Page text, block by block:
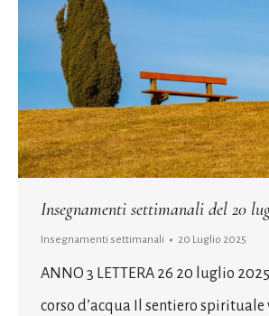
Insegnamenti settimanali del 20
Insegnamenti settimanali 20 Luglio 2025
ANNO 3 LETTERA 26 20 luglio
corso d’acqua Il sentiero